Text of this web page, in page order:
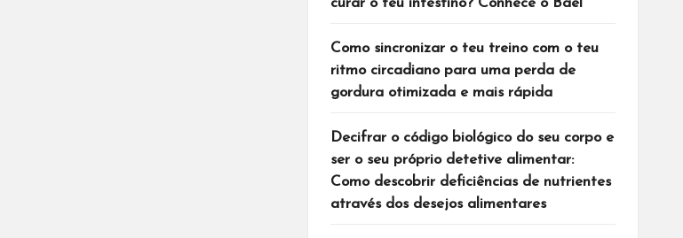
Como sincronizar o teu treino com o teu
ritmo circadiano para uma perda de
gordura otimizada e mais rápida
Decifrar o código biológico do seu corpo e
ser o seu próprio detetive alimentar:
Como descobrir deficiências de nutrientes
através dos desejos alimentares